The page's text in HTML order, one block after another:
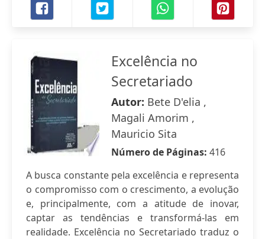
Excelência no
Secretariado
Autor: Bete D'elia ,
Magali Amorim ,
Mauricio Sita
Número de Páginas: 416
A busca constante pela excelência e representa
o compromisso com o crescimento, a evolução
e, principalmente, com a atitude de inovar,
captar as tendências e transformá-las em
realidade. Excelência no Secretariado traduz o